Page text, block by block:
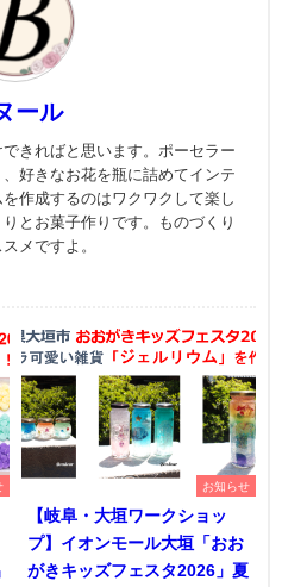
ール
きればと思います。ポーセラー
好きなお花を瓶に詰めてインテ
作成するのはワクワクして楽し
とお菓子作りです。ものづくり
メですよ。
お知らせ
【岐阜・大垣ワークショッ
プ】イオンモール大垣「おお
がきキッズフェスタ2026」夏